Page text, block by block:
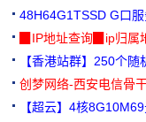
48H64G1TSSD G口
3000+可免费测试
▉IP地址查询▉ip归属
【香港站群】250个
创梦网络-西安电信骨
88元/月
【超云】4核